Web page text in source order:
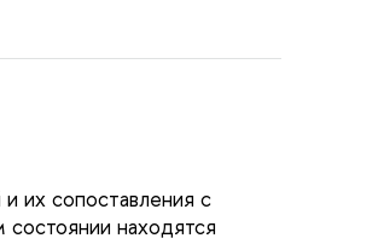
их сопоставления с
находятся